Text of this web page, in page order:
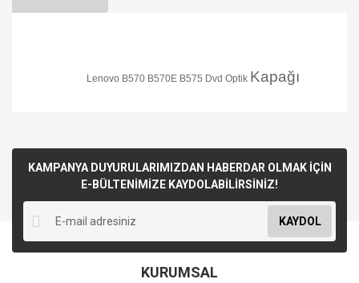
Lenovo B570 B570E B575 Dvd Optik Kapağı
KAMPANYA DUYURULARIMIZDAN HABERDAR OLMAK İÇİN
E-BÜLTENİMİZE KAYDOLABİLİRSİNİZ!
KAYDOL
KURUMSAL